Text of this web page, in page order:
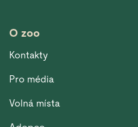
O zoo
Kontakty
Pro média
Volná místa